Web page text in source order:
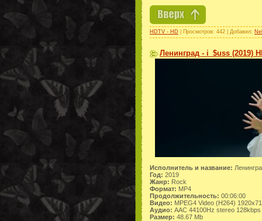
HDTV - HD | Просмотров: 442 | Добавил:
Ленинград - i_$uss (2019)
Исполнитель и название:
Год: 2019
Жанр: Rock
Формат: MP4
Продолжительность: 00:06:00
Видео: MPEG4 Video (H264)
Аудио: AAC 44100Hz stereo 128kbps
Размер: 48.67 Mb